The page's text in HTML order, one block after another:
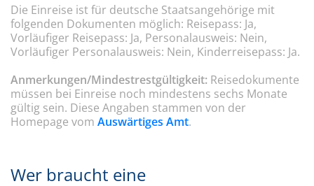
Die Einreise ist für deutsche Staatsangehörige mit
folgenden Dokumenten möglich: Reisepass: Ja,
Vorläufiger Reisepass: Ja, Personalausweis: Nein,
Vorläufiger Personalausweis: Nein, Kinderreisepass: Ja.
Anmerkungen/Mindestrestgültigkeit: Reisedokumente
müssen bei Einreise noch mindestens sechs Monate
gültig sein. Diese Angaben stammen von der
Homepage vom Auswärtiges Amt.
Wer braucht eine